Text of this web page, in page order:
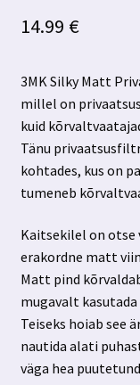
14.99 €
3MK Silky Matt
millel on
kuid
Tänu
kohtades, kus on
tumeneb
Kaitsekilel on otse
erakordne matt
Matt pind
mugavalt
Teiseks hoiab see
nautida alati
väga hea